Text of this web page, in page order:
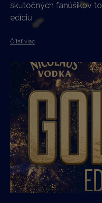
skutočných fanúšikov
edíciu
Čítať viac